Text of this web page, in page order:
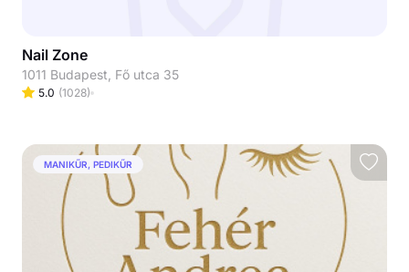
Nail Zone
1011 Budapest, Fő utca 35
5.0 (1028)
MANIKŰR, PEDIKŰR